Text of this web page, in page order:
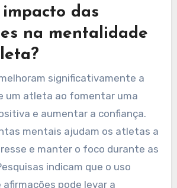
Além disso, combinar essas
a ansiedade, melhorar o
a resiliência, levando a
em ambientes
das
na mentalidade
significativamente a